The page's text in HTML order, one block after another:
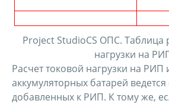
Project StudioCS ОПС. Таблица
нагрузки на
Расчет токовой нагрузки на РИП
аккумуляторных батарей ведется
добавленных к РИП. К тому же,